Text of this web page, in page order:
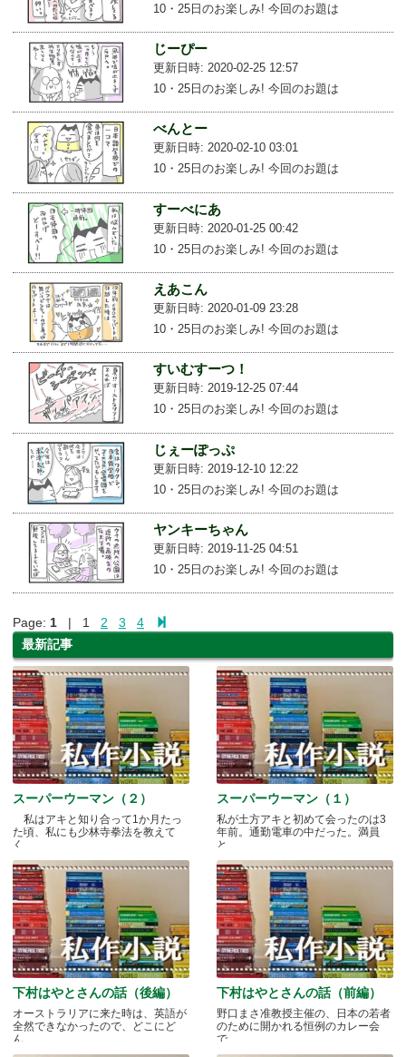
10・25日のお楽しみ! 今回のお題は
じーぴー
更新日時: 2020-02-25 12:57
10・25日のお楽しみ! 今回のお題は
べんとー
更新日時: 2020-02-10 03:01
10・25日のお楽しみ! 今回のお題は
すーべにあ
更新日時: 2020-01-25 00:42
10・25日のお楽しみ! 今回のお題は
えあこん
更新日時: 2020-01-09 23:28
10・25日のお楽しみ! 今回のお題は
すいむすーつ！
更新日時: 2019-12-25 07:44
10・25日のお楽しみ! 今回のお題は
じぇーぽっぷ
更新日時: 2019-12-10 12:22
10・25日のお楽しみ! 今回のお題は
ヤンキーちゃん
更新日時: 2019-11-25 04:51
10・25日のお楽しみ! 今回のお題は
Page: 1 | 1 2 3
4
最新記事
スーパーウーマン（２）
私はアキと知り合って1か月たっ
た頃、私にも少林寺拳法を教えて
く.....
スーパーウーマン（１）
私が土方アキと初めて会ったのは3
年前。通勤電車の中だった。満員
と.....
下村はやとさんの話（後編）
オーストラリアに来た時は、英語が
全然できなかったので、どこにど
ん.....
下村はやとさんの話（前編）
野口まさ准教授主催の、日本の若者
のために開かれる恒例のカレー会
で.....